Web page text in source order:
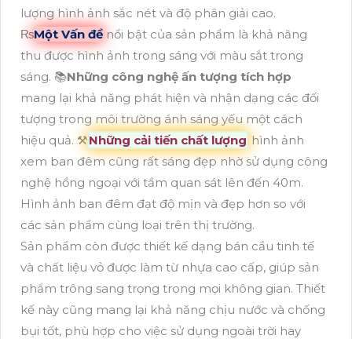
lượng hình ảnh sắc nét và độ phân giải cao.
₨Một Vấn đề nổi bật của sản phẩm là khả năng
thu được hình ảnh trong sáng với màu sắt trong
sáng. 📚Những công nghệ ấn tượng tích hợp
mang lại khả năng phát hiện và nhận dạng các đối
tượng trong môi trường ánh sáng yếu một cách
hiệu quả. ⚒Những cải tiến chất lượng hình ảnh
xem ban đêm cũng rất sáng đẹp nhờ sử dụng công
nghệ hồng ngoại với tầm quan sát lên đến 40m.
Hình ảnh ban đêm đạt độ mịn và đẹp hơn so với
các sản phẩm cùng loại trên thị trường.
Sản phẩm còn được thiết kế dạng bán cầu tinh tế
và chất liệu vỏ được làm từ nhựa cao cấp, giúp sản
phẩm trông sang trọng trong mọi không gian. Thiết
kế này cũng mang lại khả năng chịu nước và chống
bụi tốt, phù hợp cho việc sử dụng ngoài trời hay